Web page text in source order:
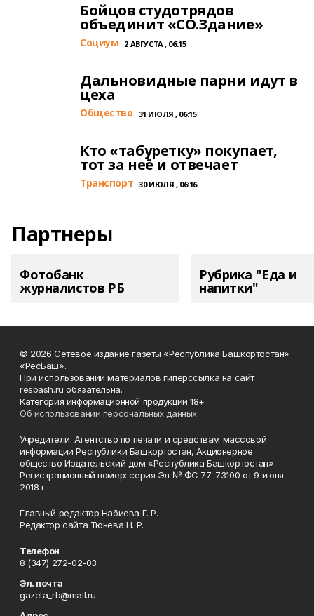
Бойцов студотрядов
объединит «СО.Здание»
Cоциум 2 АВГУСТА , 06:15
Дальновидные парни идут в
цеха
Общество 31 ИЮЛЯ , 06:15
Кто «табуретку» покупает,
тот за неё и отвечает
Транспорт 30 ИЮЛЯ , 06:16
Партнеры
Фотобанк
журналистов РБ
Рубрика "Еда и
напитки"
© 2026 Сетевое издание газеты «Республика Башкортостан»
«РесБаш».
При использовании материалов гиперссылка на сайт
resbash.ru обязательна.
Категория информационной продукции 18+
Об использовании персональных данных
Учредители: Агентство по печати и средствам массовой
информации Республики Башкортостан, Акционерное
общество Издательский дом «Республика Башкортостан».
Регистрационный номер: серия Эл № ФС 77-73100 от 9 июня
2018 г.
Главный редактор Набиева Г. Р.
Редактор сайта Тюнёва Н. Р.
Телефон
8 (347) 272-02-03
Эл. почта
gazeta_rb@mail.ru